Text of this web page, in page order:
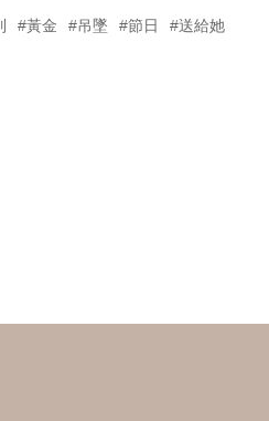
#黃金 #吊墜 #節日 #送給她